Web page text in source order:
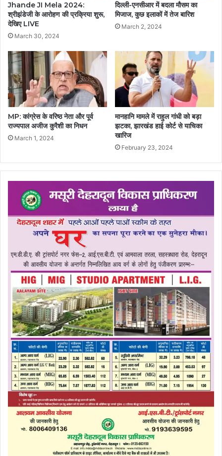
Jhande JI Mela 2024:
श्रीझंडेजी के आरोहण की प्रक्रिया शुरू,
देखिए LIVE
March 30, 2024
दिल्ली-एनसीआर में बदला मौसम का
मिजाज, कुछ इलाकों में तेज बारिश
March 2, 2024
MP: कांग्रेस के वरिष्ठ नेता और पूर्व
राज्यपाल अजीज कुरैशी का निधन
March 1, 2024
मानहानि मामले में राहुल गांधी को बड़ा
झटका, झारखंड हाई कोर्ट से याचिका
खारिज
February 23, 2024